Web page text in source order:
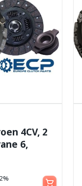
4CV, 2
6,
Leggi tutto